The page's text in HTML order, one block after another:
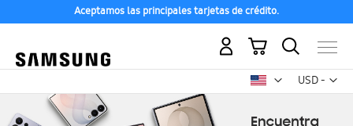
Aceptamos las principales tarjetas de crédito.
USD -
dólar
Mi carrito